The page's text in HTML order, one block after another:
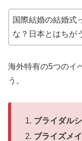
国際結婚の結婚式
な？日本とはちが
海外特有の5つのイ
う。
ブライダル
ブライズメ